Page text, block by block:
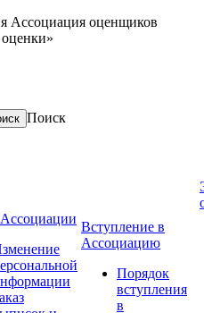
Ассоциация оценщиков
Поиск
Ассоциации
Вступление в
Ассоциацию
Порядок
вступления
в